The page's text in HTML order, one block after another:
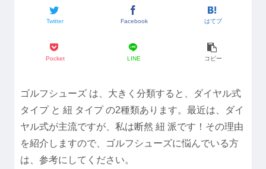
Twitter Facebook はてブ
Pocket LINE コピー
ゴルフシューズ は、大きく分類すると、ダイヤル式
タイプ と 紐 タイプ の2種類あります。最近は、ダイ
ヤル式が主流ですが、私は断然 紐 派です！その理由
を紹介しますので、ゴルフシューズに悩んでいる方
は、参考にしてください。